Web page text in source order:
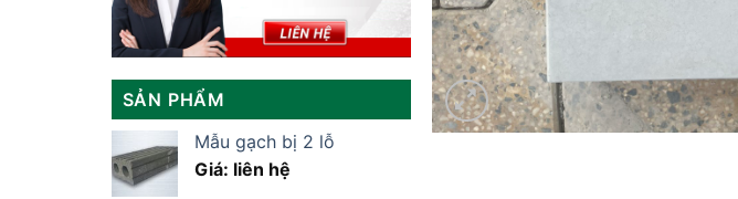
SẢN PHẨM
Mẫu gạch bị 2 lỗ
Giá: liên hệ